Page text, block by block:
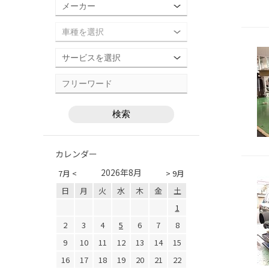
カレンダー
7月 < > 9月
2026年8月
日 月 火 水 木 金
土
1
2
3 4 5 6 7
8
9
10 11 12 13 14
15
16
17 18 19 20 21 22